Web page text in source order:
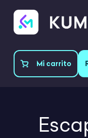
Mi carrito